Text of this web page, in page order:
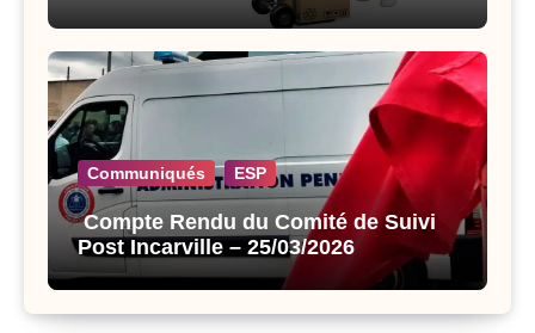
Communiqués ESP
Compte Rendu du Comité de Suivi
Post Incarville – 25/03/2026